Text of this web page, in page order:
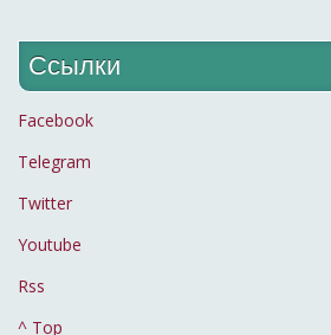
Ссылки
Facebook
Telegram
Twitter
Youtube
Rss
^ Top